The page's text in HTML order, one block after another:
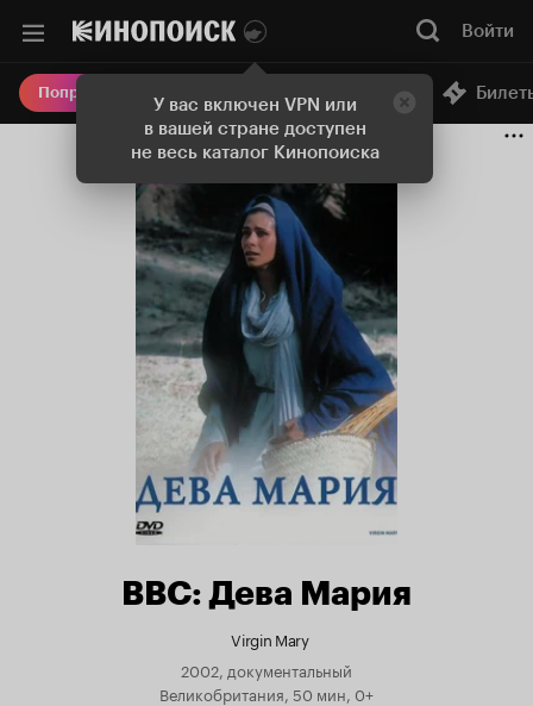
У вас включен VPN или
в вашей стране доступен
не весь каталог Кинопоиска
Войти
Попробовать Плюс Онлайн-кинотеатр
BBC: Дева Мария
Virgin Mary
2002, документальный
Великобритания, 50 мин, 0+